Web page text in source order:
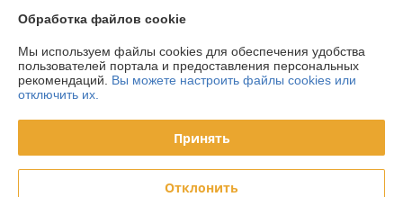
Индивидуальный предприниматель:
г. Брест, ул. Пионерская, 40, Республика Беларусь
Регистрационный номер ЕГР: 291557186
УНП: 291557186
Дата регистрации компании: 18.02.2019
Ссылка на свидетельство/лицензию
Обработка файлов cookie
Мы используем файлы cookies для обеспечения удобства
пользователей портала и предоставления персональных
рекомендаций. Вы можете настроить файлы cookies или
отключить их.
Принять
Отклонить